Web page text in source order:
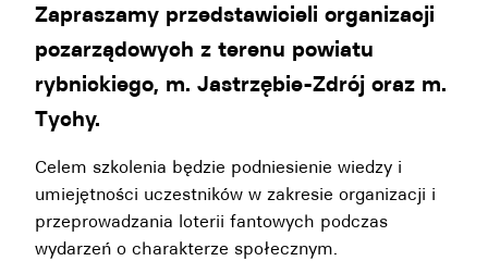
Zapraszamy przedstawicieli organizacji
pozarządowych z terenu powiatu
rybnickiego, m. Jastrzębie-Zdrój oraz m.
Tychy.
Celem szkolenia będzie podniesienie wiedzy i
umiejętności uczestników w zakresie organizacji i
przeprowadzania loterii fantowych podczas
wydarzeń o charakterze społecznym.